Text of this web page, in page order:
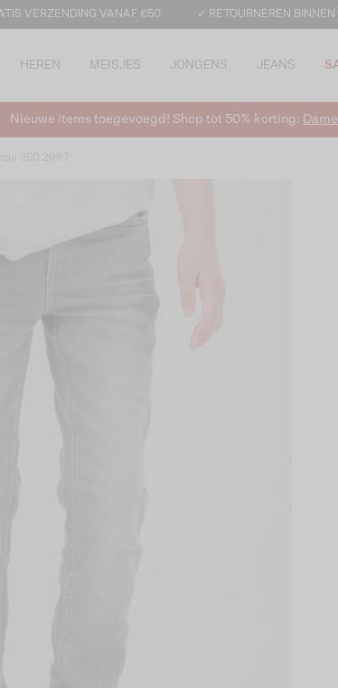
VERZENDING VANAF €50 ✓ RETOURNEREN
HEREN MEISJES JONGENS JEANS
Nieuwe items toegevoegd! Shop tot 50% korting: